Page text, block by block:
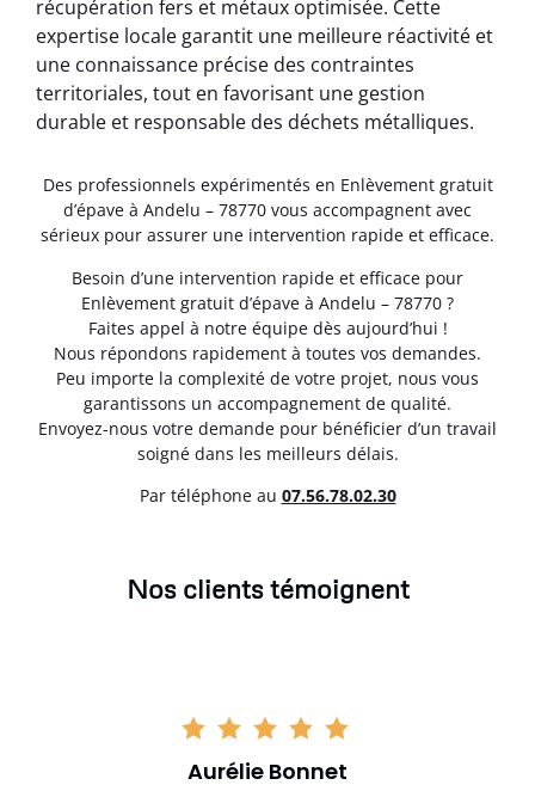
récupération fers et métaux optimisée. Cette
expertise locale garantit une meilleure réactivité et
une connaissance précise des contraintes
territoriales, tout en favorisant une gestion
durable et responsable des déchets métalliques.
Des professionnels expérimentés en Enlèvement gratuit
d’épave à Andelu – 78770 vous accompagnent avec
sérieux pour assurer une intervention rapide et efficace.
Besoin d’une intervention rapide et efficace pour
Enlèvement gratuit d’épave à Andelu – 78770 ?
Faites appel à notre équipe dès aujourd’hui !
Nous répondons rapidement à toutes vos demandes.
Peu importe la complexité de votre projet, nous vous
garantissons un accompagnement de qualité.
Envoyez-nous votre demande pour bénéficier d’un travail
soigné dans les meilleurs délais.
Par téléphone au 07.56.78.02.30
Nos clients témoignent
Aurélie Bonnet